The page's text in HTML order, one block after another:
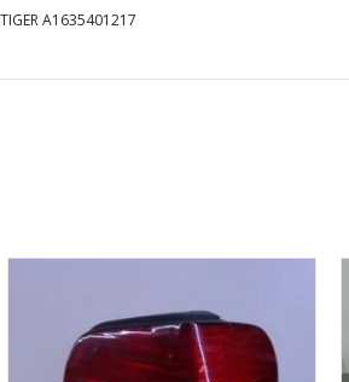
A1635401217